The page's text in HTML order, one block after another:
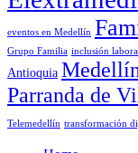
eventos en Medellín
Grupo Familia inclusión
Antioquia
Parranda de
Telemedellín transformación